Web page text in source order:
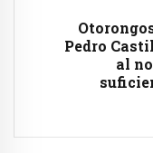
Pedro
al